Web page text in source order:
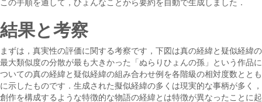
結果と考察
まずは，真実性の評価に関する考察です，下図は真の経緯と疑似経緯の
最大類似度の分散が最も大きかった「ぬらりひょんの孫」という作品に
ついての真の経緯と疑似経緯の組み合わせ例を各階級の相対度数ととも
に示したものです．生成された擬似経緯の多くは現実的な事柄が多く，
創作を構成するような特徴的な物語の経緯とは特徴が異なったことに起